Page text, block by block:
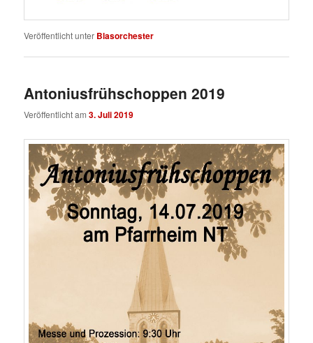
Veröffentlicht unter Blasorchester
Antoniusfrühschoppen 2019
Veröffentlicht am3. Juli 2019